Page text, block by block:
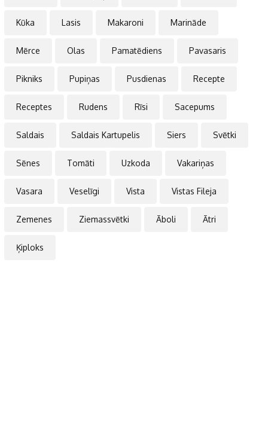
Kūka Lasis Makaroni Marināde
Mērce Olas Pamatēdiens Pavasaris
Pikniks Pupiņas Pusdienas Recepte
Receptes Rudens Rīsi Sacepums
Saldais Saldais Kartupelis Siers Svētki
Sēnes Tomāti Uzkoda Vakariņas
Vasara Veselīgi Vista Vistas Fileja
Zemenes Ziemassvētki Āboli Ātri
Ķiploks